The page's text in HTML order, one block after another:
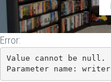
Error:
Value cannot be null.
Parameter name: writer